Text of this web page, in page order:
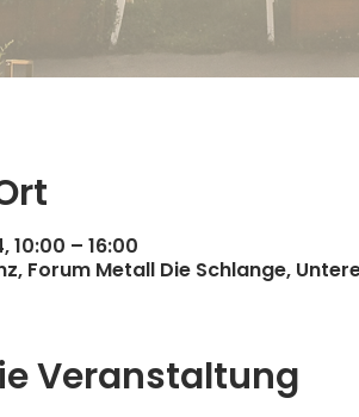
10:00 – 16:00
Forum Metall Die Schlange,
Veranstaltung